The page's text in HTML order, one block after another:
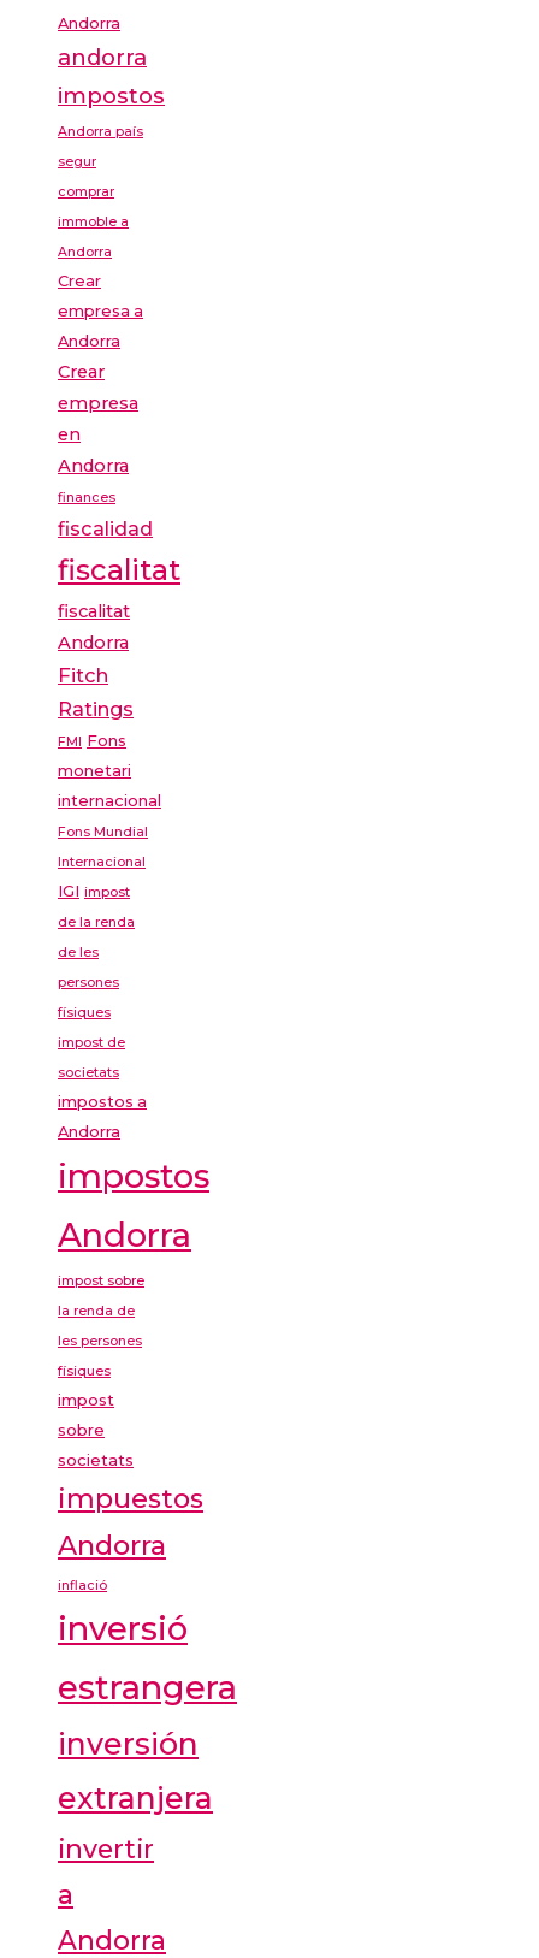
Andorra
andorra
impostos
Andorra país
segur
comprar
immoble a
Andorra
Crear
empresa a
Andorra
Crear
empresa
en
Andorra
finances
fiscalidad
fiscalitat
fiscalitat
Andorra
Fitch
Ratings
FMI
Fons
monetari
internacional
Fons Mundial
Internacional
IGI impost
de la renda
de les
persones
físiques
impost de
societats
impostos a
Andorra
impostos
Andorra
impost sobre
la renda de
les persones
físiques
impost
sobre
societats
impuestos
Andorra
inflació
inversió
estrangera
inversión
extranjera
invertir
a
Andorra